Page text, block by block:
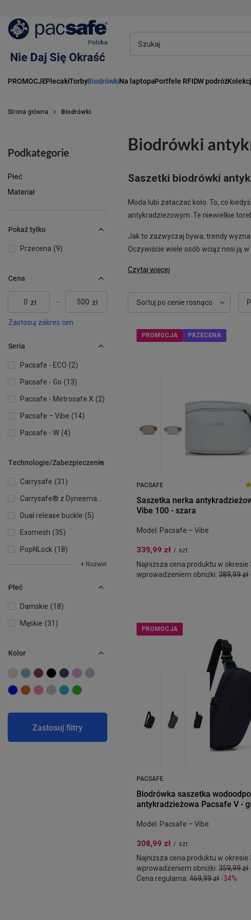
PROMOCJEPlecakiTorbyBiodrówkiNa laptopaPortfele RFIDW podróż
Strona główna Biodrówki
Podkategorie
Płeć
Materiał
Pokaż tylko
Przecena 9
Cena
zł - zł
Zastosuj zakres cen
Seria
Pacsafe - ECO 2
Pacsafe - Go 13
Pacsafe - Metrosafe X 2
Pacsafe – Vibe 14
Pacsafe - W 4
Technologie/Zabezpieczenia
Carrysafe 31
Carrysafe® z Dyneema®
Dual release buckle 5
Exomesh 35
PopNLock 18
+ Rozwiń
Płeć
Damskie 18
Męskie 31
Kolor
Zastosuj filtry
Biodrówki
Saszetki biodrówki
Moda lubi zataczać koło. To, co
antykradzieżowym. Te niewielkie
Jak to zazwyczaj bywa, trendy
Oczywiście wiele osób wciąż nosi ją
Czytaj więcej
Zmień sortowanie
Sortuj po cenie rosnąco
PROMOCJA PRZECENA
PACSAFE
Saszetka nerka
Vibe 100 - szara
Model: Pacsafe – Vibe
339,99 zł / szt.
Najniższa cena produktu w okresie
wprowadzeniem obniżki: 389,99 zł
PROMOCJA
PACSAFE
Biodrówka saszetka
antykradzieżowa Pacsafe V -
Model: Pacsafe – Vibe
308,99 zł / szt.
Najniższa cena produktu w okresie
wprowadzeniem obniżki: 359,99 zł
Cena regularna: 469,99 zł -34%